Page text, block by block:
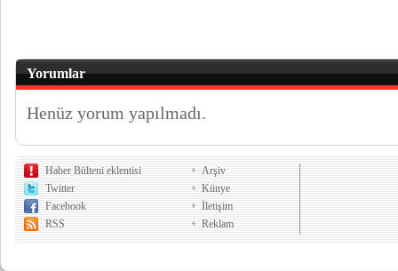
Yorumlar
Henüz yorum yapılmadı.
Haber Bülteni eklentisi
Twitter
Facebook
RSS
Arşiv
Künye
İletişim
Reklam